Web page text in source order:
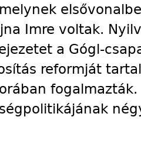
Imre voltak.
a Gógl-
reformját